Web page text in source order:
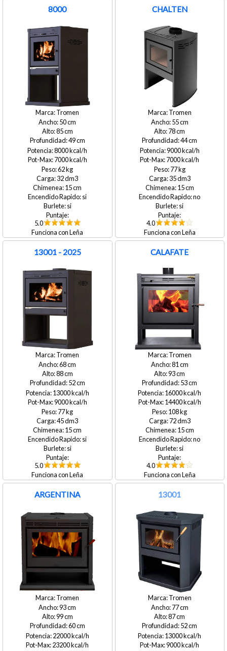
8000
Tromen
50
85
49
8000
7000
62
32
15
si
si
5.0
Leña
CHALTEN
Tromen
55
78
44
9000
7000
77
35
15
no
si
4.0
Leña
13001 - 2025
Tromen
68
88
52
13000
9000
77
45
15
si
si
5.0
Leña
CALAFATE
Tromen
81
93
53
16000
14400
108
72
15
no
si
4.0
Leña
ARGENTINA
Tromen
93
99
60
22000
23200
13001
Tromen
77
87
52
13000
9000